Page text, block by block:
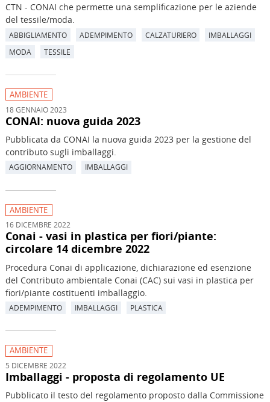
CTN - CONAI che permette una semplificazione per le aziende
del tessile/moda.
ABBIGLIAMENTO ADEMPIMENTO CALZATURIERO
IMBALLAGGI
MODA
TESSILE
AMBIENTE
18 GENNAIO 2023
CONAI: nuova guida 2023
Pubblicata da CONAI la nuova guida 2023 per la gestione del
contributo sugli imballaggi.
AGGIORNAMENTO IMBALLAGGI
AMBIENTE
16 DICEMBRE 2022
Conai - vasi in plastica per fiori/piante:
circolare 14 dicembre 2022
Procedura Conai di applicazione, dichiarazione ed esenzione
del Contributo ambientale Conai (CAC) sui vasi in plastica per
fiori/piante costituenti imballaggio.
ADEMPIMENTO IMBALLAGGI PLASTICA
AMBIENTE
5 DICEMBRE 2022
Imballaggi - proposta di regolamento UE
Pubblicato il testo del regolamento proposto dalla Commissione